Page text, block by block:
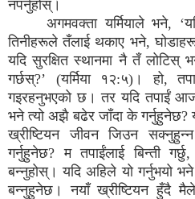
नपर्नुहोस्।
अगमवक्ता यर्मियाले भने,
तिनीहरूले तँलाई थकाए भने,
यदि सुरक्षित स्थानमा नै तँ लोटिस्
गर्छस्?’ (यर्मिया १२:५)। हो,
गइरहनुभएको छ। तर यदि तपाईं
भने त्यो अझै बढेर जाँदा के
ख्रीष्टियन जीवन जिउन
गर्नुहुनेछ? म तपाईंलाई बिन्ती
बन्नुहोस्। यदि अहिले यो गर्नुभयो
बन्नुहुनेछ। नयाँ ख्रीष्टियन हुँदै मैले